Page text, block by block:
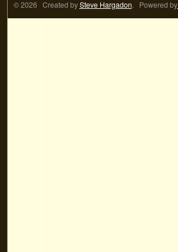
© 2026 Created bySteve Hargadon. Powered by